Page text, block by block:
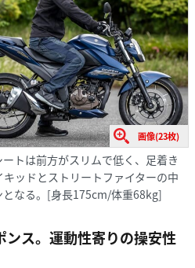
画像(23枚)
ートは前方がスリムで低く、足着き
ッドとストリートファイターの中
となる。[身長175cm/体重68kg]
ス。運動性寄りの操安性